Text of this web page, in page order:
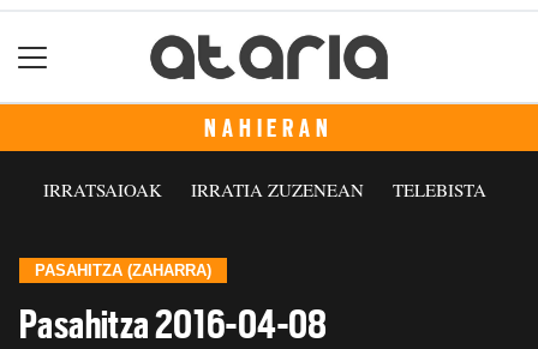
NAHIERAN
IRRATSAIOAK IRRATIA ZUZENEAN TELEBISTA
PASAHITZA (ZAHARRA)
Pasahitza 2016-04-08